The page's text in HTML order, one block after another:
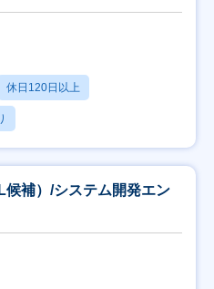
休日120日以上
候補）/システム開発エン